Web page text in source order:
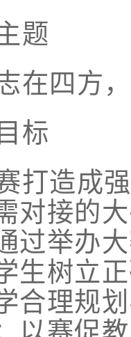
题
在四方
标
打造成
对接的
过举办
生树立
合理规